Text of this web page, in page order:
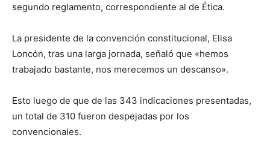
segundo reglamento, correspondiente al de Ética.
La presidente de la convención constitucional, Elisa
Loncón, tras una larga jornada, señaló que «hemos
trabajado bastante, nos merecemos un descanso».
Esto luego de que de las 343 indicaciones presentadas,
un total de 310 fueron despejadas por los
convencionales.